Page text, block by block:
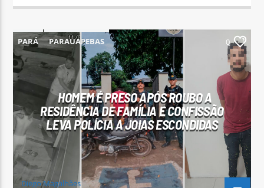
PARÁ PARAUAPEBAS 0
HOMEM É PRESO APÓS ROUBO A
RESIDÊNCIA DE FAMÍLIA E CONFISSÃO
LEVA POLÍCIA A JOIAS ESCONDIDAS
Diego Magalhães